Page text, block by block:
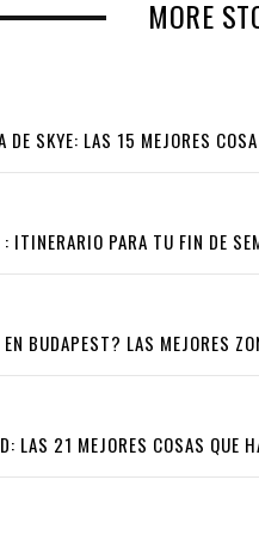
MORE
DE SKYE: LAS 15 MEJORES
ITINERARIO PARA TU FIN DE
BUDAPEST? LAS MEJORES
LAS 21 MEJORES COSAS QUE